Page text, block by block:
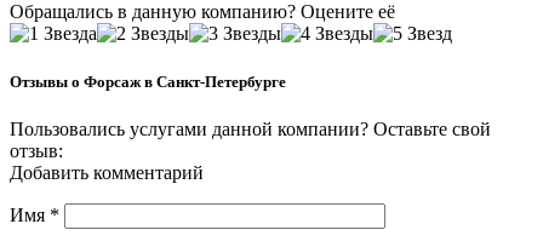
Обращались в данную компанию? Оцените её
Отзывы о Форсаж в Санкт-Петербурге
Пользовались услугами данной компании? Оставьте свой
отзыв:
Добавить комментарий
Имя *